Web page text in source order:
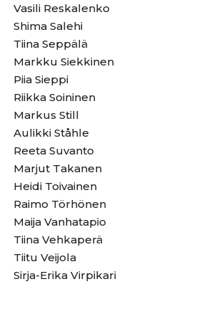
Vasili Reskalenko
Shima Salehi
Tiina Seppälä
Markku Siekkinen
Piia Sieppi
Riikka Soininen
Markus Still
Aulikki Ståhle
Reeta Suvanto
Marjut Takanen
Heidi Toivainen
Raimo Törhönen
Maija Vanhatapio
Tiina Vehkaperä
Tiitu Veijola
Sirja-Erika Virpikari